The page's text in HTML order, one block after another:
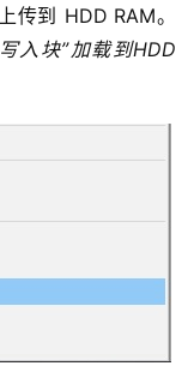
传到 HDD RAM。
写入块”加载到HDD